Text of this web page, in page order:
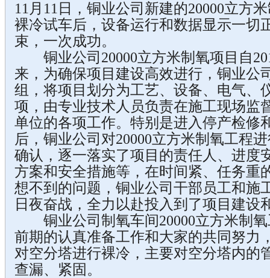
11月11日，铜业公司新建的20000立方
裸冷试车后，设备运行和数据显示一切
束，一次成功。
铜业公司20000立方米制氧项目自
来，为确保项目建设高效进行，铜业公
组，将项目划分为工艺、设备、电气、
项，由专业技术人员负责在施工现场监
单位的各项工作。特别是进入停产检修
后，铜业公司对20000立方米制氧工程
确认，逐一落实了项目的责任人、进度
方案和安全措施等，在时间紧、任务重
想不到的问题，铜业公司干部员工和施
日夜奋战，全力以赴投入到了项目建设
铜业公司制氧车间20000立方米制氧
前期的认真准备工作和大家的共同努力
对空分塔进行裸冷，主要对空分塔内的
查漏、紧固。